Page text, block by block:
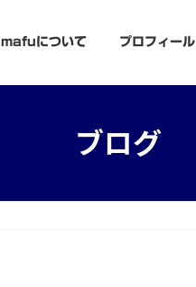
mafuについて プロフィール
ブログ